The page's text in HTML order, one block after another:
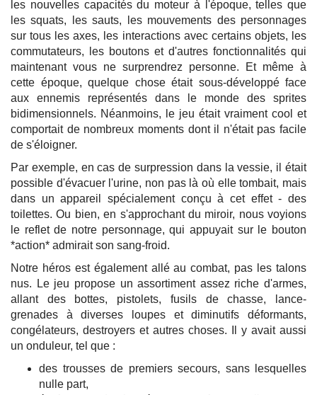
les nouvelles capacités du moteur à l'époque, telles que
les squats, les sauts, les mouvements des personnages
sur tous les axes, les interactions avec certains objets, les
commutateurs, les boutons et d'autres fonctionnalités qui
maintenant vous ne surprendrez personne. Et même à
cette époque, quelque chose était sous-développé face
aux ennemis représentés dans le monde des sprites
bidimensionnels. Néanmoins, le jeu était vraiment cool et
comportait de nombreux moments dont il n'était pas facile
de s'éloigner.
Par exemple, en cas de surpression dans la vessie, il était
possible d'évacuer l'urine, non pas là où elle tombait, mais
dans un appareil spécialement conçu à cet effet - des
toilettes. Ou bien, en s'approchant du miroir, nous voyions
le reflet de notre personnage, qui appuyait sur le bouton
*action* admirait son sang-froid.
Notre héros est également allé au combat, pas les talons
nus. Le jeu propose un assortiment assez riche d'armes,
allant des bottes, pistolets, fusils de chasse, lance-
grenades à diverses loupes et diminutifs déformants,
congélateurs, destroyers et autres choses. Il y avait aussi
un onduleur, tel que :
des trousses de premiers secours, sans lesquelles
nulle part,